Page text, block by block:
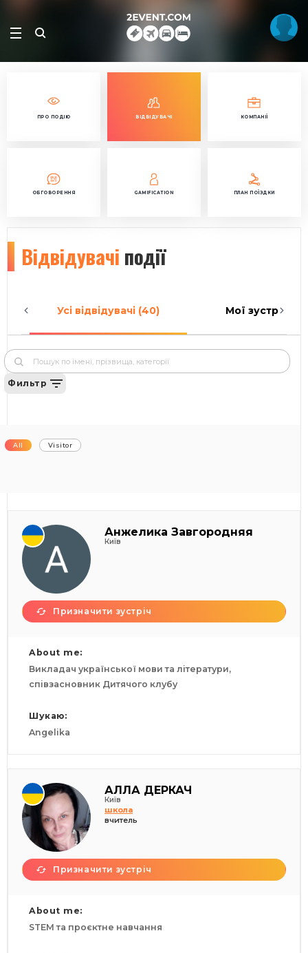
ПРО ПОДІЮ ВІДВІДУВАЧІ КОМПАНІЇ
ОБГОВОРЕННЯ GAMIFICATION ПЛАН ПОЇЗДКИ
Відвідувачі події
Усі відвідувачі (40) Мої зустрічі (0)
Фильтр
All Visitor
Анжелика Завгородняя
Київ
Призначити зустріч
About me:
Викладач української мови та літератури,
співзасновник Дитячого клубу
Шукаю:
Angelika
АЛЛА ДЕРКАЧ
Київ
школа
вчитель
Призначити зустріч
About me:
STEM та проєктне навчання